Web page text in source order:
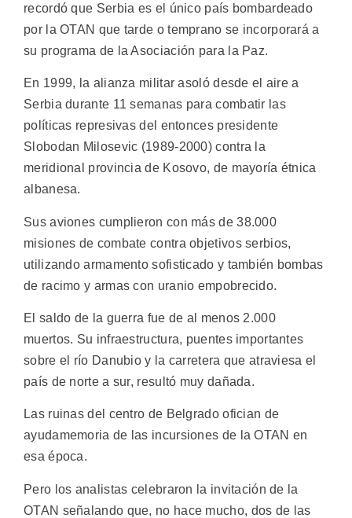
recordó que Serbia es el único país bombardeado
por la OTAN que tarde o temprano se incorporará a
su programa de la Asociación para la Paz.
En 1999, la alianza militar asoló desde el aire a
Serbia durante 11 semanas para combatir las
políticas represivas del entonces presidente
Slobodan Milosevic (1989-2000) contra la
meridional provincia de Kosovo, de mayoría étnica
albanesa.
Sus aviones cumplieron con más de 38.000
misiones de combate contra objetivos serbios,
utilizando armamento sofisticado y también bombas
de racimo y armas con uranio empobrecido.
El saldo de la guerra fue de al menos 2.000
muertos. Su infraestructura, puentes importantes
sobre el río Danubio y la carretera que atraviesa el
país de norte a sur, resultó muy dañada.
Las ruinas del centro de Belgrado ofician de
ayudamemoria de las incursiones de la OTAN en
esa época.
Pero los analistas celebraron la invitación de la
OTAN señalando que, no hace mucho, dos de las